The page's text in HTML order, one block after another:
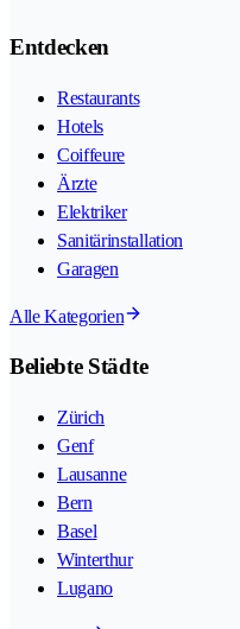
Entdecken
Restaurants
Hotels
Coiffeure
Ärzte
Elektriker
Sanitärinstallation
Garagen
Alle Kategorien
Beliebte Städte
Zürich
Genf
Lausanne
Bern
Basel
Winterthur
Lugano